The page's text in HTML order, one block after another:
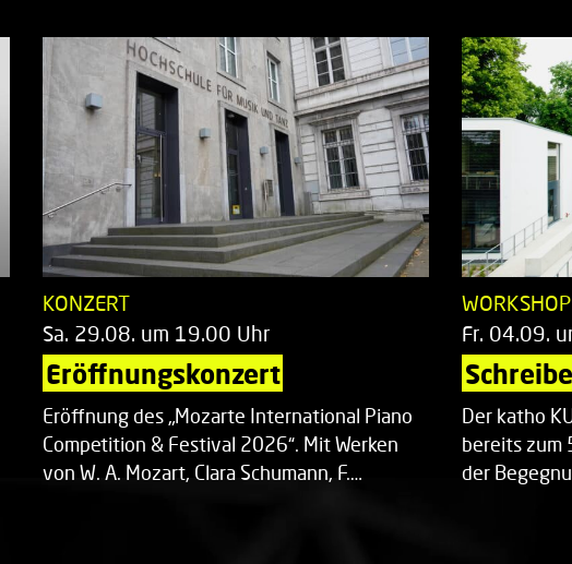
KONZERT
Sa. 29.08. um 19.00 Uhr
Eröffnungskonzert
Eröffnung des „Mozarte International Piano
Competition & Festival 2026“. Mit Werken
von W. A. Mozart, Clara Schumann, F.…
WORKSHOP
Fr. 04.09.
Der katho
bereits zum
der